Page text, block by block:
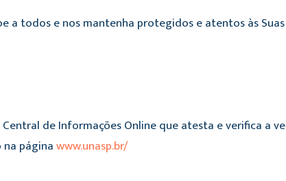
a todos e nos mantenha protegidos e atentos às
de Informações Online que atesta e verifica a
páginawww.unasp.br/